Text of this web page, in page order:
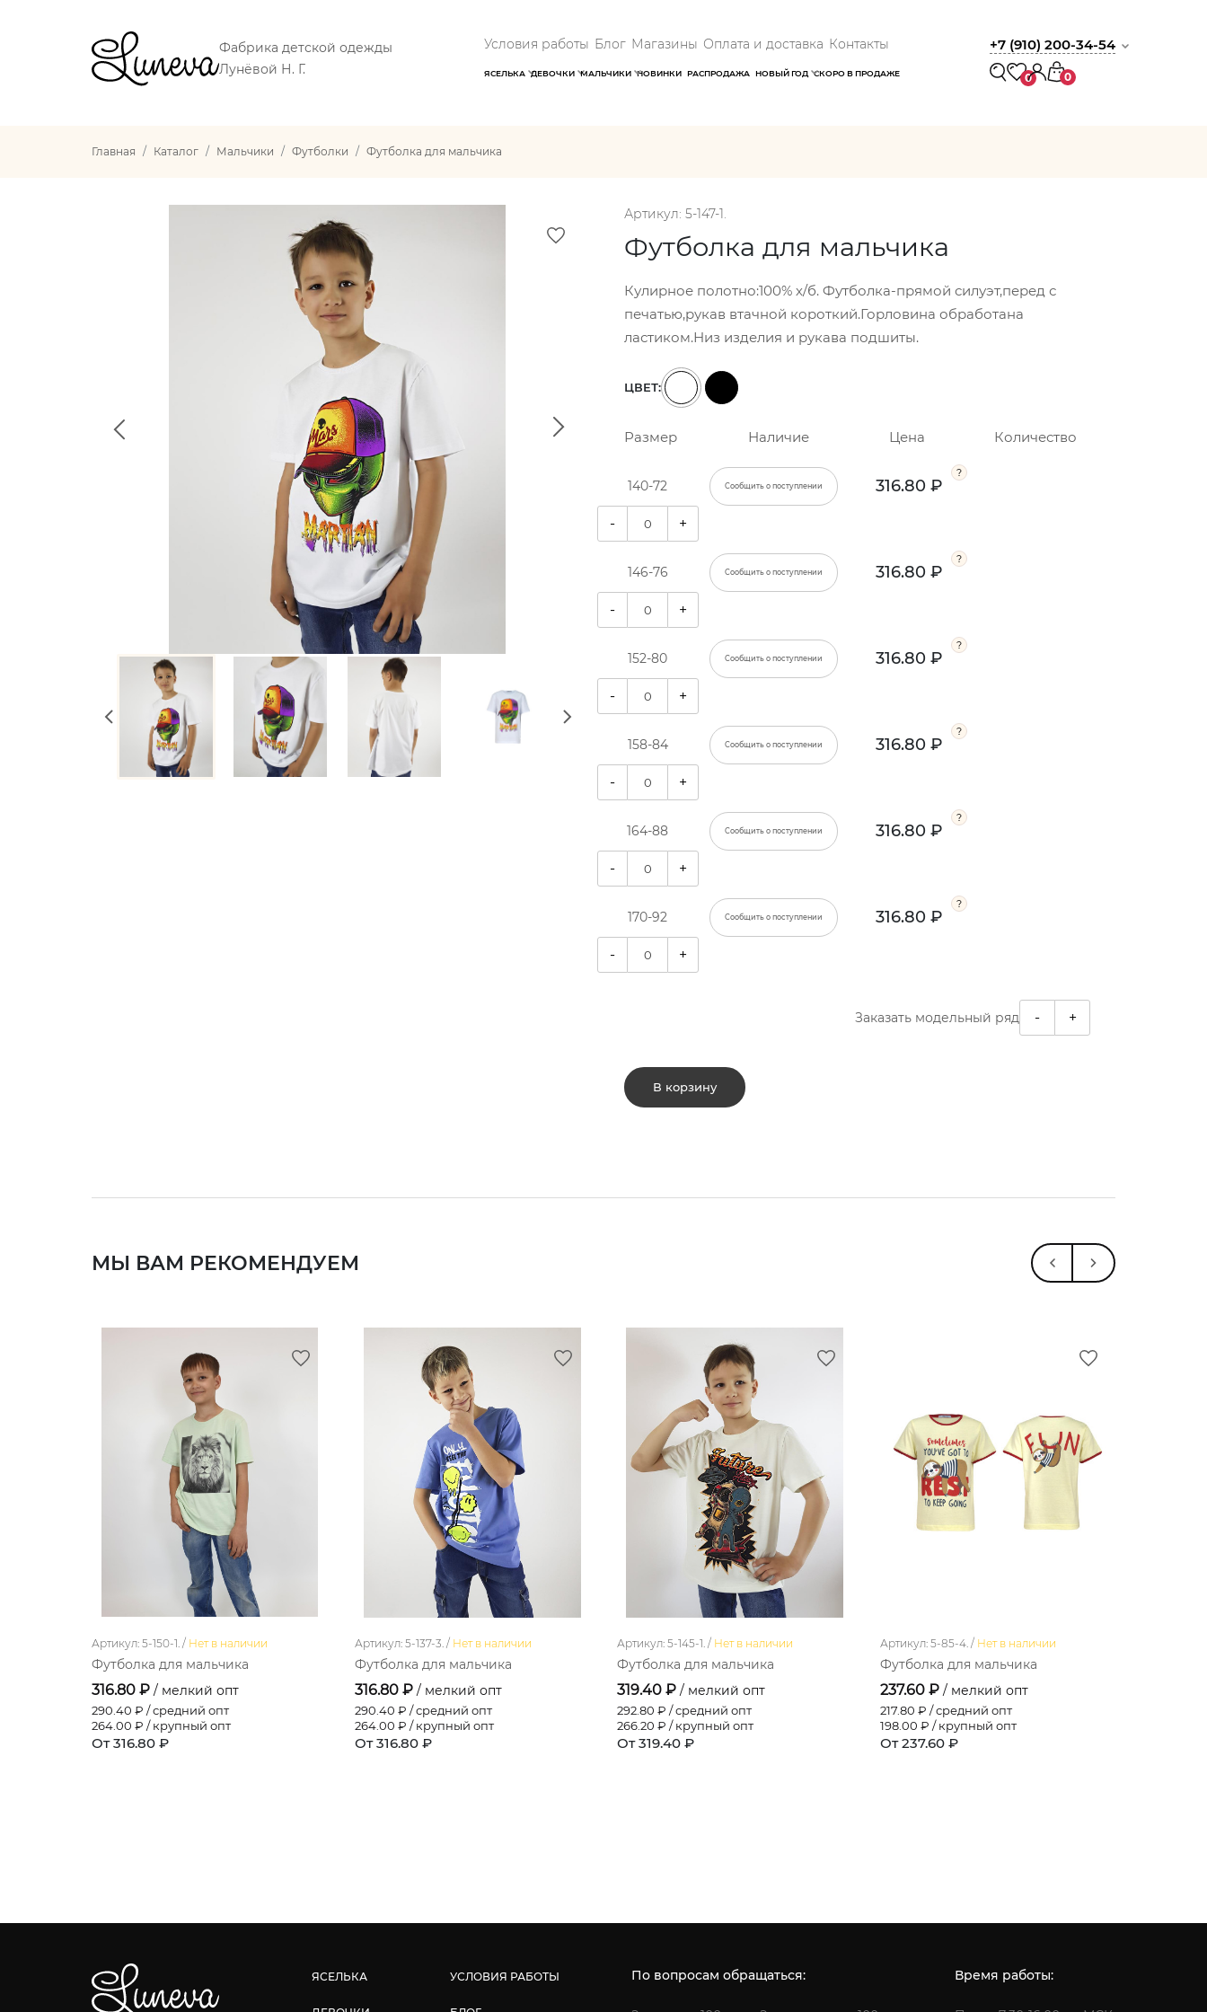
Фабрика детской одежды
Лунёвой Н. Г.
Условия работы Блог Магазины Оплата и доставка Контакты
ЯСЕЛЬКА ДЕВОЧКИ МАЛЬЧИКИ НОВИНКИ РАСПРОДАЖА НОВЫЙ ГОД СКОРО В ПРОДАЖЕ
+7 (910) 200-34-54
0 0
Главная Каталог Мальчики Футболки Футболка для мальчика
Артикул: 5-147-1.
Футболка для мальчика
Кулирное полотно:100% х/б. Футболка-прямой силуэт,перед с
печатью,рукав втачной короткий.Горловина обработана
ластиком.Низ изделия и рукава подшиты.
ЦВЕТ:
Размер Наличие Цена Количество
140-72 Сообщить о поступлении 316.80 ₽
- +
146-76 Сообщить о поступлении 316.80 ₽
- +
152-80 Сообщить о поступлении 316.80 ₽
- +
158-84 Сообщить о поступлении 316.80 ₽
- +
164-88 Сообщить о поступлении 316.80 ₽
- +
170-92 Сообщить о поступлении 316.80 ₽
- +
Заказать модельный ряд - +
В корзину
МЫ ВАМ РЕКОМЕНДУЕМ
Артикул: 5-150-1. / Нет в наличии
Футболка для мальчика
316.80 ₽ / мелкий опт
290.40 ₽ / средний опт
264.00 ₽ / крупный опт
От 316.80 ₽
Артикул: 5-137-3. / Нет в наличии
Футболка для мальчика
316.80 ₽ / мелкий опт
290.40 ₽ / средний опт
264.00 ₽ / крупный опт
От 316.80 ₽
Артикул: 5-145-1. / Нет в наличии
Футболка для мальчика
319.40 ₽ / мелкий опт
292.80 ₽ / средний опт
266.20 ₽ / крупный опт
От 319.40 ₽
Артикул: 5-85-4. / Нет в наличии
Футболка для мальчика
237.60 ₽ / мелкий опт
217.80 ₽ / средний опт
198.00 ₽ / крупный опт
От 237.60 ₽
ЯСЕЛЬКА УСЛОВИЯ РАБОТЫ По вопросам обращаться: Время работы: